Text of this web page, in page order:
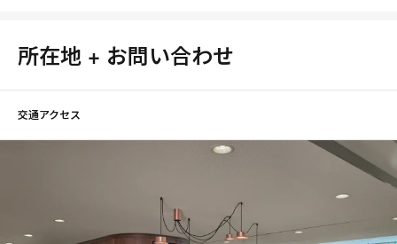
所在地 + お問い合わせ
交通アクセス